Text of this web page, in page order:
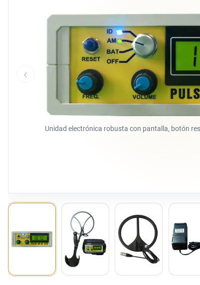
Unidad electrónica robusta con pantalla, botón
‹